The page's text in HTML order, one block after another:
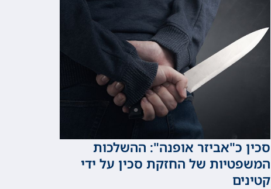
סכין כ"אביזר אופנה": ההשלכות
המשפטיות של החזקת סכין על ידי
קטינים